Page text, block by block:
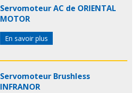
Servomoteur AC de ORIENTAL
MOTOR
En savoir plus
Servomoteur Brushless
INFRANOR